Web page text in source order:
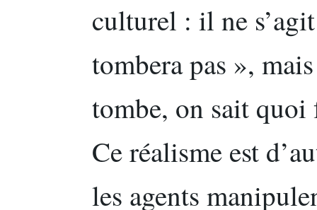
culturel : il ne
tombera pas »,
tombe, on sait quoi
Ce réalisme est
les agents